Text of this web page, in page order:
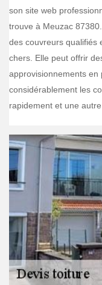
son site web
trouve à Meuzac
des couvreurs qualifiés
chers. Elle peut offrir
approvisionnements en
considérablement les
rapidement et une